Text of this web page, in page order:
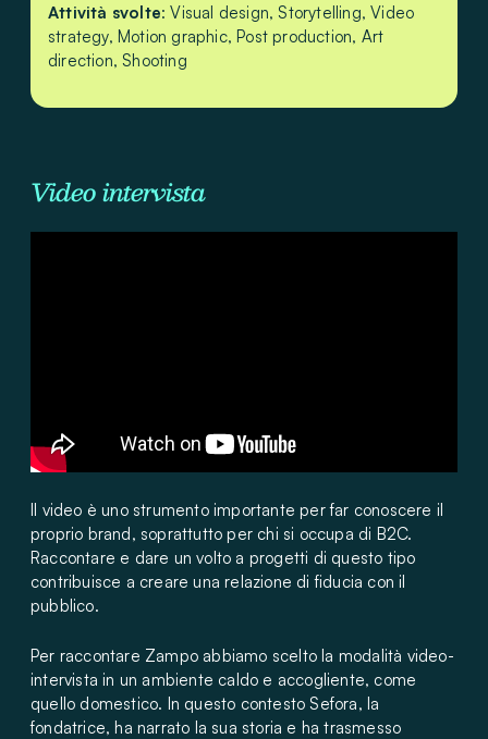
Attività svolte: Visual design, Storytelling, Video
strategy, Motion graphic, Post production, Art
direction, Shooting
Video intervista
Il video è uno strumento importante per far conoscere il
proprio brand, soprattutto per chi si occupa di B2C.
Raccontare e dare un volto a progetti di questo tipo
contribuisce a creare una relazione di fiducia con il
pubblico.
Per raccontare Zampo abbiamo scelto la modalità video-
intervista in un ambiente caldo e accogliente, come
quello domestico. In questo contesto Sefora, la
fondatrice, ha narrato la sua storia e ha trasmesso